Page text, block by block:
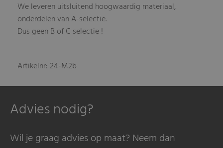
We leveren uitsluitend hoogwaardig materiaal,
onderdelen van A-selectie.
Dus geen B of C selectie !
Artikelnr: 24-M2b
Advies nodig?
Wil je graag advies op maat? Neem dan